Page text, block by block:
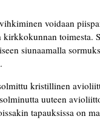
voidaan
kirkkokunnan toimesta.
siunaamalla
kristillinen
uuteen
tapauksissa on